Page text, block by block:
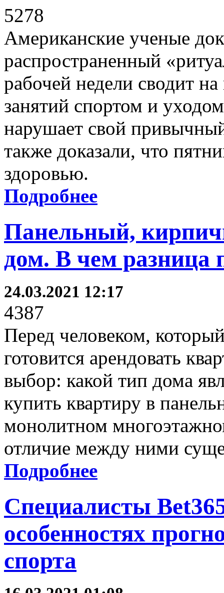
5278
Американские ученые
распространенный
рабочей недели сводит
занятий спортом и
нарушает свой
также доказали, что
здоровью.
Подробнее
Панельный,
дом. В чем разница
24.03.2021 12:17
4387
Перед человеком,
готовится арендовать
выбор: какой тип дома
купить квартиру в
монолитном
отличие между ними
Подробнее
Специалисты
особенностях
спорта